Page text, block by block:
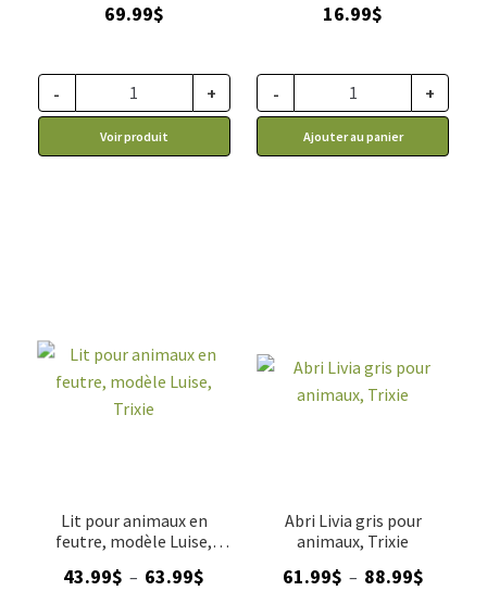
69.99$
- +
Voir produit
16.99$
- +
Ajouter au panier
Lit pour animaux en
feutre, modèle Luise,
43.99$ – 63.99$
Abri Livia gris pour
animaux, Trixie
61.99$ – 88.99$Plage